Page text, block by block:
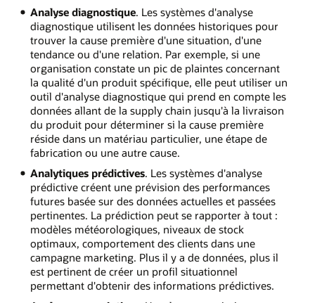
Analyse diagnostique. Les systèmes d'analyse
diagnostique utilisent les données historiques pour
trouver la cause première d'une situation, d'une
tendance ou d'une relation. Par exemple, si une
organisation constate un pic de plaintes concernant
la qualité d'un produit spécifique, elle peut utiliser un
outil d'analyse diagnostique qui prend en compte les
données allant de la supply chain jusqu'à la livraison
du produit pour déterminer si la cause première
réside dans un matériau particulier, une étape de
fabrication ou une autre cause.
Analytiques prédictives. Les systèmes d'analyse
prédictive créent une prévision des performances
futures basée sur des données actuelles et passées
pertinentes. La prédiction peut se rapporter à tout :
modèles météorologiques, niveaux de stock
optimaux, comportement des clients dans une
campagne marketing. Plus il y a de données, plus il
est pertinent de créer un profil situationnel
permettant d'obtenir des informations prédictives.